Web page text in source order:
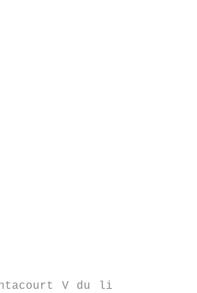
V du li